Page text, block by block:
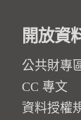
開放資
公共財專
CC 專文
資料授權